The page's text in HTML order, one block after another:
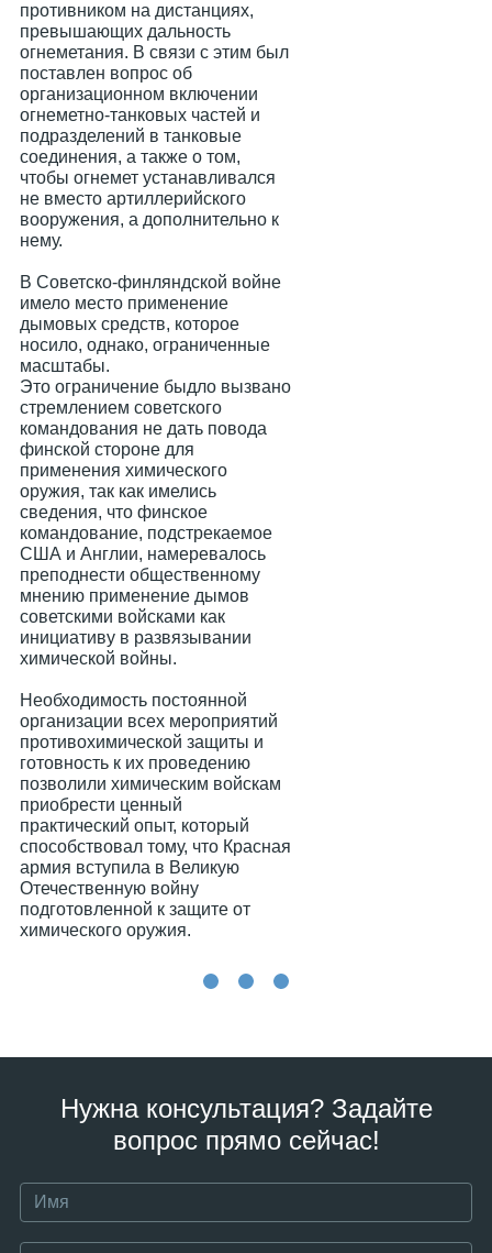
противником на дистанциях,
превышающих дальность
огнеметания. В связи с этим был
поставлен вопрос об
организационном включении
огнеметно-танковых частей и
подразделений в танковые
соединения, а также о том,
чтобы огнемет устанавливался
не вместо артиллерийского
вооружения, а дополнительно к
нему.
В Советско-финляндской войне
имело место применение
дымовых средств, которое
носило, однако, ограниченные
масштабы.
Это ограничение быдло вызвано
стремлением советского
командования не дать повода
финской стороне для
применения химического
оружия, так как имелись
сведения, что финское
командование, подстрекаемое
США и Англии, намеревалось
преподнести общественному
мнению применение дымов
советскими войсками как
инициативу в развязывании
химической войны.
Необходимость постоянной
организации всех мероприятий
противохимической защиты и
готовность к их проведению
позволили химическим войскам
приобрести ценный
практический опыт, который
способствовал тому, что Красная
армия вступила в Великую
Отечественную войну
подготовленной к защите от
химического оружия.
Нужна консультация? Задайте
вопрос прямо сейчас!